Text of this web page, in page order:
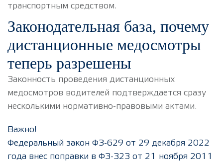
транспортным средством.
Законодательная база, почему
дистанционные медосмотры
теперь разрешены
Законность проведения дистанционных
медосмотров водителей подтверждается сразу
несколькими нормативно-правовыми актами.
Важно!
Федеральный закон ФЗ-629 от 29 декабря 2022
года внес поправки в ФЗ-323 от 21 ноября 2011